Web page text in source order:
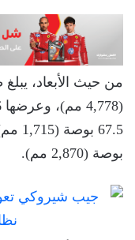
بوصة (2,870 مم).